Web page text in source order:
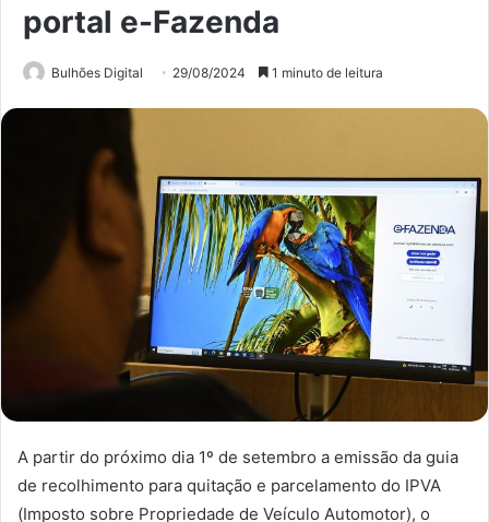
portal e-Fazenda
Bulhões Digital 29/08/2024 1 minuto de leitura
A partir do próximo dia 1º de setembro a emissão da guia
de recolhimento para quitação e parcelamento do IPVA
(Imposto sobre Propriedade de Veículo Automotor), o